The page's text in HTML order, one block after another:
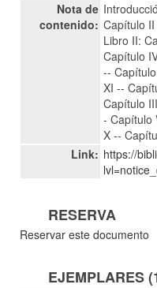
Nota de
contenido: Capítulo
Libro II:
Capítulo
--
XI --
Capítulo
- Capítulo
X --
Link: https://
RESERVA
Reservar este documento
EJEMPLARES